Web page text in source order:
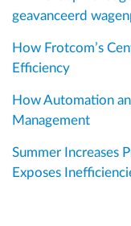
geavanceerd
How Frotcom’s
Efficiency
How Automation
Management
Summer Increases
Exposes